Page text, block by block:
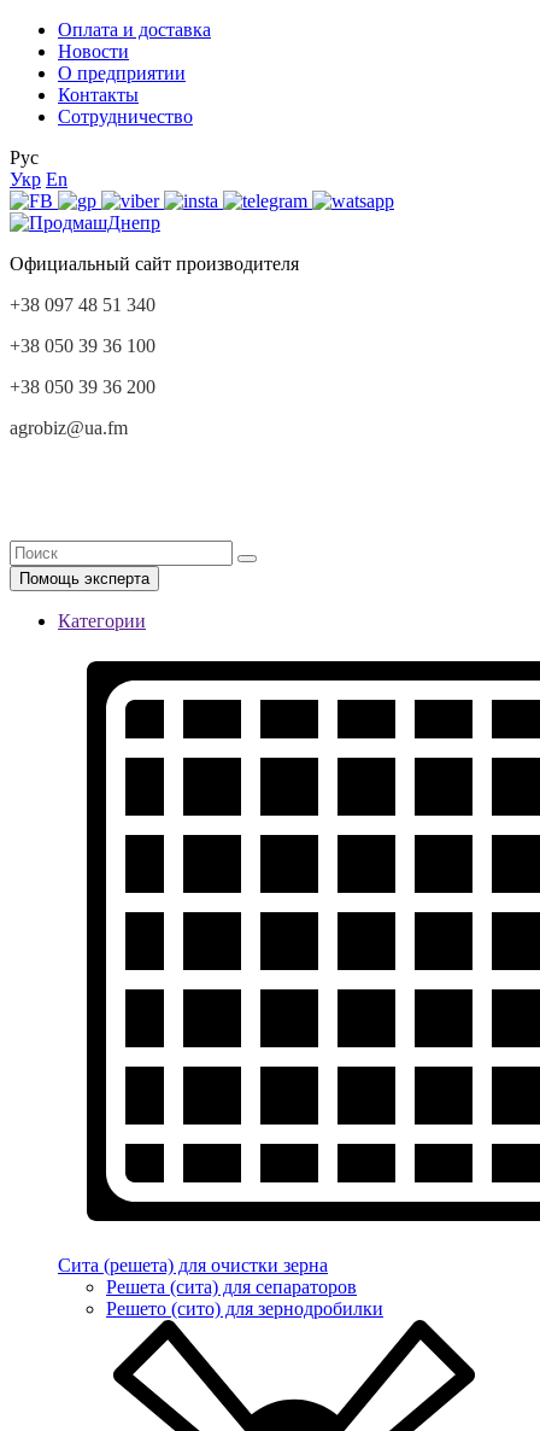
Оплата и доставка
Новости
О предприятии
Контакты
Сотрудничество
Рус
Укр En
Официальный сайт производителя
+38 097 48 51 340
+38 050 39 36 100
+38 050 39 36 200
agrobiz@ua.fm
Помощь эксперта
Категории
Сита (решета) для очистки зерна
Решета (сита) для сепараторов
Решето (сито) для зернодробилки